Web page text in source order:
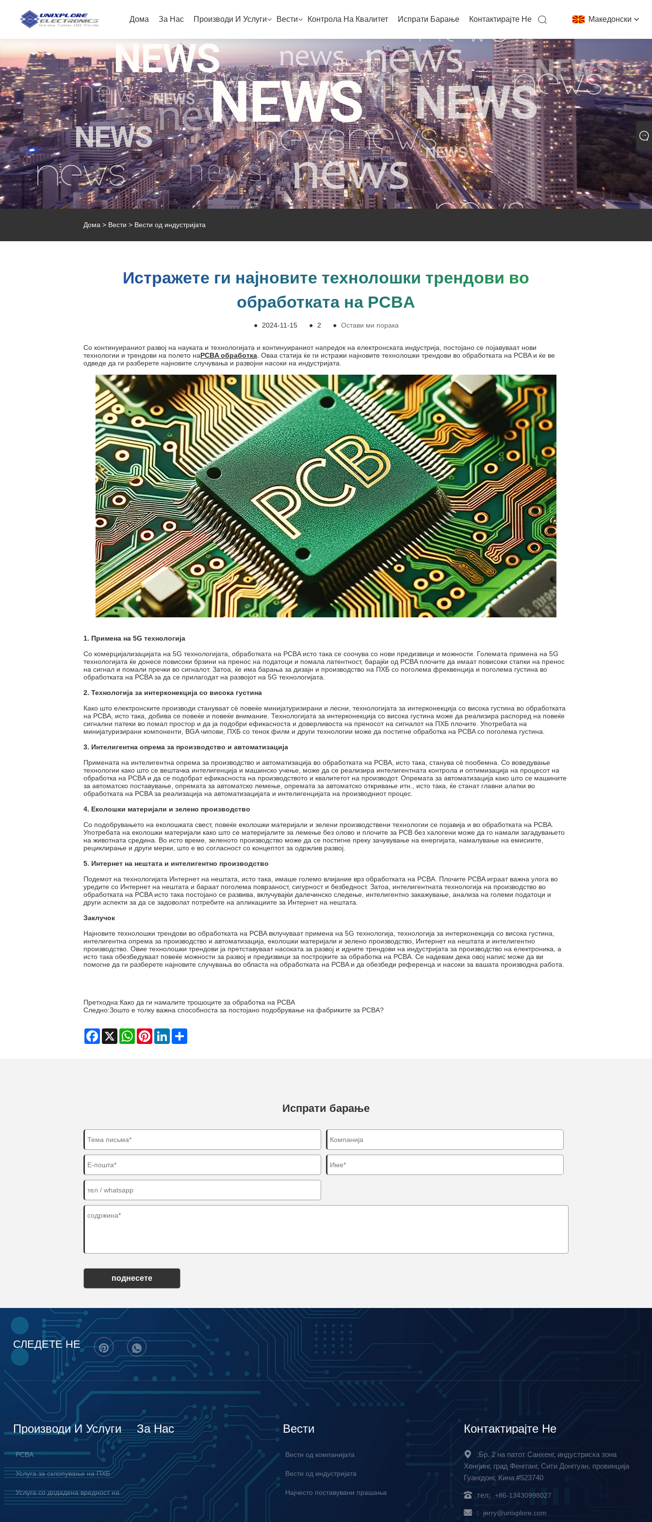
Македонски
Дома За Нас Производи И Услуги Вести Контрола На Квалитет Испрати Барање Контактирајте Не
Дома > Вести > Вести од индустријата
Истражете ги најновите технолошки трендови во
обработката на PCBA
● 2024-11-15 ● 2 ● Остави ми порака
Со континуираниот развој на науката и технологијата и континуираниот напредок на електронската индустрија, постојано се појавуваат нови
технологии и трендови на полето наPCBA обработка . Оваа статија ќе ги истражи најновите технолошки трендови во обработката на PCBA и ќе ве
одведе да ги разберете најновите случувања и развојни насоки на индустријата.
1. Примена на 5G технологија
Со комерцијализацијата на 5G технологијата, обработката на PCBA исто така се соочува со нови предизвици и можности. Големата примена на 5G
технологијата ќе донесе повисоки брзини на пренос на податоци и помала латентност, барајќи од PCBA плочите да имаат повисоки стапки на пренос
на сигнал и помали пречки во сигналот. Затоа, ќе има барања за дизајн и производство на ПХБ со поголема фреквенција и поголема густина во
обработката на PCBA за да се прилагодат на развојот на 5G технологијата.
2. Технологија за интерконекција со висока густина
Како што електронските производи стануваат сè повеќе минијатуризирани и лесни, технологијата за интерконекција со висока густина во обработката
на PCBA, исто така, добива се повеќе и повеќе внимание. Технологијата за интерконекција со висока густина може да реализира распоред на повеќе
сигнални патеки во помал простор и да ја подобри ефикасноста и доверливоста на преносот на сигналот на ПХБ плочите. Употребата на
минијатуризирани компоненти, BGA чипови, ПХБ со тенок филм и други технологии може да постигне обработка на PCBA со поголема густина.
3. Интелигентна опрема за производство и автоматизација
Примената на интелигентна опрема за производство и автоматизација во обработката на PCBA, исто така, станува сè пообемна. Со воведување
технологии како што се вештачка интелигенција и машинско учење, може да се реализира интелигентната контрола и оптимизација на процесот на
обработка на PCBA и да се подобрат ефикасноста на производството и квалитетот на производот. Опремата за автоматизација како што се машините
за автоматско поставување, опремата за автоматско лемење, опремата за автоматско откривање итн., исто така, ќе станат главни алатки во
обработката на PCBA за реализација на автоматизацијата и интелигенцијата на производниот процес.
4. Еколошки материјали и зелено производство
Со подобрувањето на еколошката свест, повеќе еколошки материјали и зелени производствени технологии се појавија и во обработката на PCBA.
Употребата на еколошки материјали како што се материјалите за лемење без олово и плочите за PCB без халогени може да го намали загадувањето
на животната средина. Во исто време, зеленото производство може да се постигне преку зачувување на енергијата, намалување на емисиите,
рециклирање и други мерки, што е во согласност со концептот за одржлив развој.
5. Интернет на нештата и интелигентно производство
Подемот на технологијата Интернет на нештата, исто така, имаше големо влијание врз обработката на PCBA. Плочите PCBA играат важна улога во
уредите со Интернет на нештата и бараат поголема поврзаност, сигурност и безбедност. Затоа, интелигентната технологија на производство во
обработката на PCBA исто така постојано се развива, вклучувајќи далечинско следење, интелигентно закажување, анализа на големи податоци и
други аспекти за да се задоволат потребите на апликациите за Интернет на нештата.
Заклучок
Најновите технолошки трендови во обработката на PCBA вклучуваат примена на 5G технологија, технологија за интерконекција со висока густина,
интелигентна опрема за производство и автоматизација, еколошки материјали и зелено производство, Интернет на нештата и интелигентно
производство. Овие технолошки трендови ја претставуваат насоката за развој и идните трендови на индустријата за производство на електроника, а
исто така обезбедуваат повеќе можности за развој и предизвици за постројките за обработка на PCBA. Се надевам дека овој напис може да ви
помогне да ги разберете најновите случувања во областа на обработката на PCBA и да обезбеди референца и насоки за вашата производна работа.
Претходна:Како да ги намалите трошоците за обработка на PCBA
Следно:Зошто е толку важна способноста за постојано подобрување на фабриките за PCBA?
Facebook
X WhatsAppPinterestLinkedIn
Испрати барање
поднесете
СЛЕДЕТЕ НЕ
Производи И Услуги
PCBA
Услуга за склопување на ПХБ
Услуга со додадена вредност на
EMS
За Нас Вести
Вести од компанијата
Вести од индустријата
Најчесто поставувани прашања
Контактирајте Не
:Бр. 2 на патот Санхенг, индустриска зона
Хонгјинг, град Фенгганг, Сити Донггуан, провинција
Гуангдонг, Кина #523740
тел: +86-13430998027
: jerry@unixplore.com